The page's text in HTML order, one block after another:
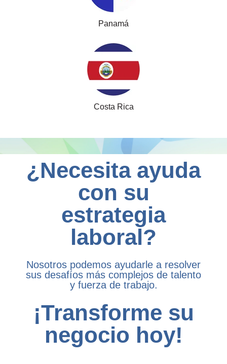
Panamá
Costa Rica
¿Necesita ayuda
con su
estrategia
laboral?
Nosotros podemos ayudarle a resolver
sus desafíos más complejos de talento
y fuerza de trabajo.
¡Transforme su
negocio hoy!